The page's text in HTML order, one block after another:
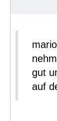
gut
auf